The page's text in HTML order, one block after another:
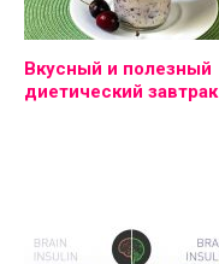
Вкусный и полезный
диетический завтрак